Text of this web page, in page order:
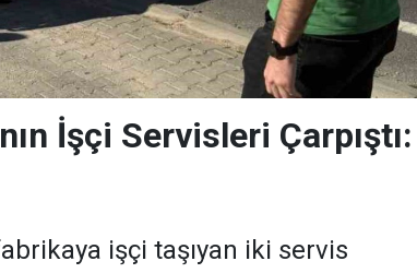
İşçi Servisleri Çarpıştı:
işçi taşıyan iki servis